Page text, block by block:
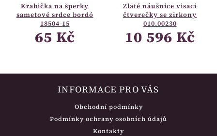
Krabička na šperky
sametové srdce bordó
18504-15
65 Kč
Zlaté náušnice visací
čtverečky se zirkony
010.00230
10 596 Kč
INFORMACE PRO VÁS
Obchodní podmínky
Podmínky ochrany osobních údajů
Kontakty